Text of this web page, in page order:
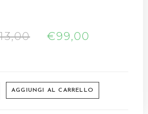
€99,00
AGGIUNGI AL CARRELLO